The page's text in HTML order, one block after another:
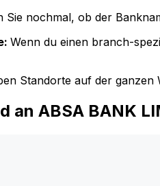
Sie nochmal, ob der
Wenn du einen branch-
Standorte auf der
an ABSA BANK